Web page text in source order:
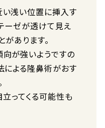
浅い位置に挿入す
ーゼが透けて見え
あります。
が強いようですの
による隆鼻術がおす
ってくる可能性も